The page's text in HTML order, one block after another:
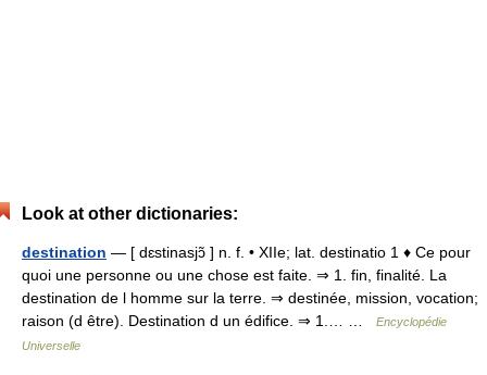
Look at other dictionaries:
destination — [ dɛstinasjɔ̃ ] n. f. • XIIe; lat. destinatio 1 ♦ Ce pour
quoi une personne ou une chose est faite. ⇒ 1. fin, finalité. La
destination de l homme sur la terre. ⇒ destinée, mission, vocation;
raison (d être). Destination d un édifice. ⇒ 1.… …
Encyclopédie
Universelle